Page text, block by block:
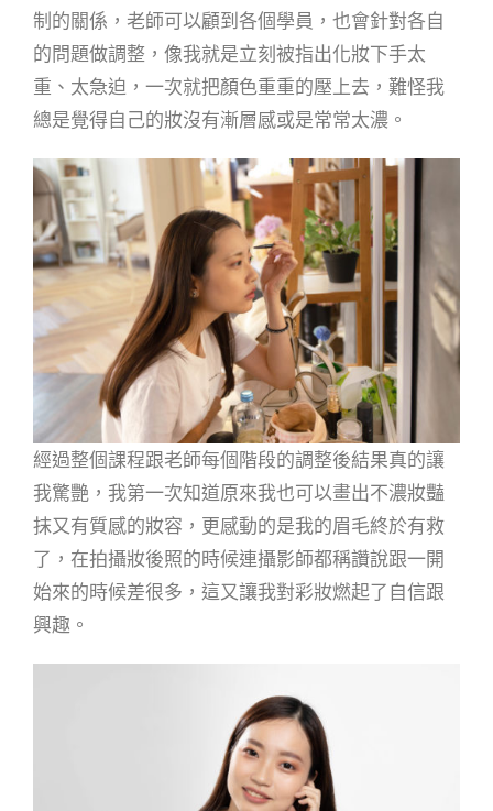
制的關係，老師可以顧到各個學員，也會針對各自
的問題做調整，像我就是立刻被指出化妝下手太
重、太急迫，一次就把顏色重重的壓上去，難怪我
總是覺得自己的妝沒有漸層感或是常常太濃。
經過整個課程跟老師每個階段的調整後結果真的讓
我驚艷，我第一次知道原來我也可以畫出不濃妝豔
抹又有質感的妝容，更感動的是我的眉毛終於有救
了，在拍攝妝後照的時候連攝影師都稱讚說跟一開
始來的時候差很多，這又讓我對彩妝燃起了自信跟
興趣。